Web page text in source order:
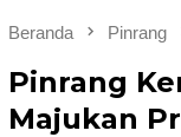
Beranda Pinrang
Pinrang
Majukan